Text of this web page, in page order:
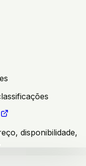
disponibilidade,